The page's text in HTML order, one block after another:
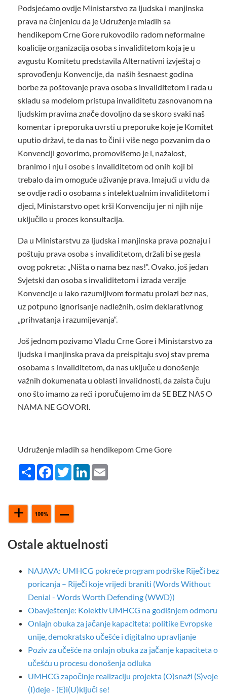
Podsjećamo ovdje Ministarstvo za ljudska i manjinska
prava na činjenicu da je Udruženje mladih sa
hendikepom Crne Gore rukovodilo radom neformalne
koalicije organizacija osoba s invaliditetom koja je u
avgustu Komitetu predstavila Alternativni izvještaj o
sprovođenju Konvencije, da naših šesnaest godina
borbe za poštovanje prava osoba s invaliditetom i rada u
skladu sa modelom pristupa invaliditetu zasnovanom na
ljudskim pravima znače dovoljno da se skoro svaki naš
komentar i preporuka uvrsti u preporuke koje je Komitet
uputio državi, te da nas to čini i više nego pozvanim da o
Konvenciji govorimo, promovišemo je i, nažalost,
branimo i nju i osobe s invaliditetom od onih koji bi
trebalo da im omoguće uživanje prava. Imajući u vidu da
se ovdje radi o osobama s intelektualnim invaliditetom i
djeci, Ministarstvo opet krši Konvenciju jer ni njih nije
uključilo u proces konsultacija.
Da u Ministarstvu za ljudska i manjinska prava poznaju i
poštuju prava osoba s invaliditetom, držali bi se gesla
ovog pokreta: „Ništa o nama bez nas!“. Ovako, još jedan
Svjetski dan osoba s invaliditetom i izrada verzije
Konvencije u lako razumljivom formatu prolazi bez nas,
uz potpuno ignorisanje nadležnih, osim deklarativnog
„prihvatanja i razumijevanja“.
Još jednom pozivamo Vladu Crne Gore i Ministarstvo za
ljudska i manjinska prava da preispitaju svoj stav prema
osobama s invaliditetom, da nas uključe u donošenje
važnih dokumenata u oblasti invalidnosti, da zaista čuju
ono što imamo za reći i poručujemo im da SE BEZ NAS O
NAMA NE GOVORI.
Udruženje mladih sa hendikepom Crne Gore
Share FacebookTwitterLinkedIn
Ostale aktuelnosti
NAJAVA: UMHCG pokreće program podrške Riječi bez
poricanja – Riječi koje vrijedi braniti (Words Without
Denial - Words Worth Defending (WWD))
Obavještenje: Kolektiv UMHCG na godišnjem odmoru
Onlajn obuka za jačanje kapaciteta: politike Evropske
unije, demokratsko učešće i digitalno upravljanje
Poziv za učešće na onlajn obuka za jačanje kapaciteta o
učešću u procesu donošenja odluka
UMHCG započinje realizaciju projekta (O)snaži (S)voje
(I)deje - (E)i(U)ključi se!